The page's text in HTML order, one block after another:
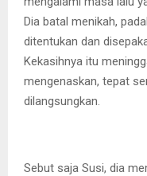
Dia batal menikah,
ditentukan dan
Kekasihnya itu
mengenaskan, tepat
dilangsungkan.
Sebut saja Susi, dia